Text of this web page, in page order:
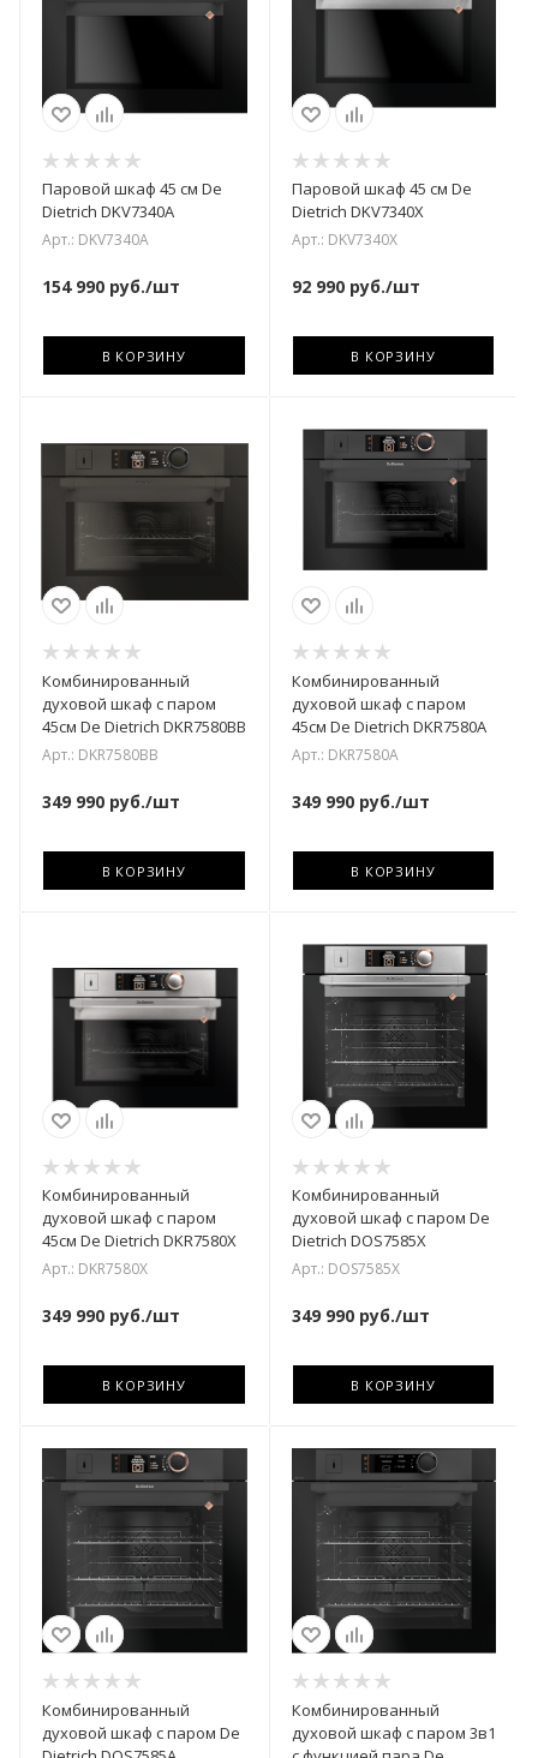
Паровой шкаф 45 см De
Dietrich DKV7340A
Арт.: DKV7340A
154 990 руб./шт
В КОРЗИНУ
Паровой шкаф 45 см De
Dietrich DKV7340X
Арт.: DKV7340X
92 990руб./шт
В КОРЗИНУ
Комбинированный
духовой шкаф с паром
45см De Dietrich DKR7580BB
Арт.: DKR7580BB
349 990 руб./шт
В КОРЗИНУ
Комбинированный
духовой шкаф с паром
45см De Dietrich DKR7580A
Арт.: DKR7580A
349 990руб./шт
В КОРЗИНУ
Комбинированный
духовой шкаф с паром
45см De Dietrich DKR7580X
Арт.: DKR7580X
349 990 руб./шт
В КОРЗИНУ
Комбинированный
духовой шкаф с паром De
Dietrich DOS7585X
Арт.: DOS7585X
349 990руб./шт
В КОРЗИНУ
Комбинированный
духовой шкаф с паром De
Комбинированный
духовой шкаф с паром 3в1